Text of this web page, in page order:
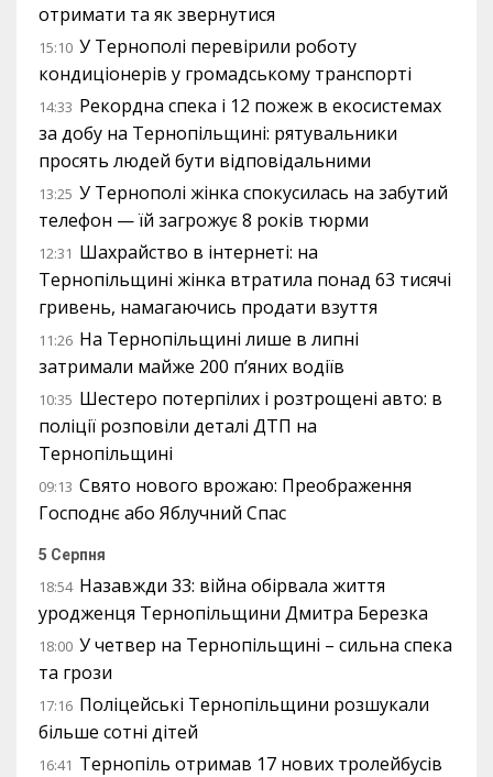
отримати та як звернутися
15:10 У Тернополі перевірили роботу
кондиціонерів у громадському транспорті
14:33 Рекордна спека і 12 пожеж в екосистемах
за добу на Тернопільщині: рятувальники
просять людей бути відповідальними
13:25 У Тернополі жінка спокусилась на забутий
телефон — їй загрожує 8 років тюрми
12:31 Шахрайство в інтернеті: на
Тернопільщині жінка втратила понад 63 тисячі
гривень, намагаючись продати взуття
11:26 На Тернопільщині лише в липні
затримали майже 200 п’яних водіїв
10:35 Шестеро потерпілих і розтрощені авто: в
поліції розповіли деталі ДТП на
Тернопільщині
09:13 Свято нового врожаю: Преображення
Господнє або Яблучний Спас
5 Серпня
18:54 Назавжди 33: війна обірвала життя
уродженця Тернопільщини Дмитра Березка
18:00 У четвер на Тернопільщині – сильна спека
та грози
17:16 Поліцейські Тернопільщини розшукали
більше сотні дітей
16:41 Тернопіль отримав 17 нових тролейбусів